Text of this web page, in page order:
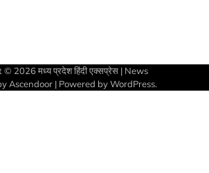
© 2026 मध्य प्रदेश हिंदी एक्सप्रेस| News
Ascendoor | Powered byWordPress.